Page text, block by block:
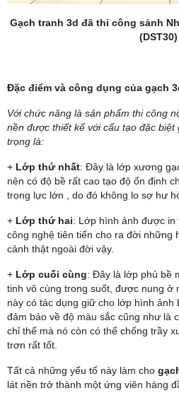
Gạch tranh 3d đã thi công sảnh
(DST30)
Đặc điểm và công dụng của gạch
Với chức năng là sản phẩm thi công
nền được thiết kế với cấu tạo đặc biệt
trọng là:
+ Lớp thứ nhất: Đây là lớp xương
nên có độ bề rất cao tạo độ ổn định
trọng lực lớn , do đó không lo sợ hư
+ Lớp thứ hai: Lớp hình ảnh được in
công nghệ tiên tiến cho ra đời những
cảnh thật ngoài đời vậy.
+ Lớp cuối cùng: Đây là lớp phủ bề
tinh vô cùng trong suốt, được nung ở
này có tác dụng giữ cho lớp hình
đảm bảo về độ màu sắc cũng như là
chỉ thế mà nó còn có thể chống trầy
trơn rất tốt.
Tất cả những yếu tố này làm cho
lát nền trở thành một ứng viên hàng